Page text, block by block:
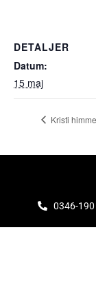
DETALJER
Datum:
15 maj
Kristi
0346-190